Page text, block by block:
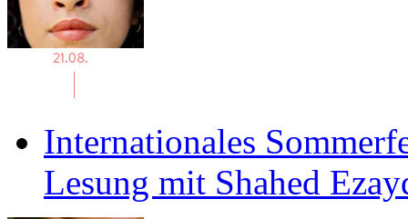
Internationales
Lesung mit Shahed